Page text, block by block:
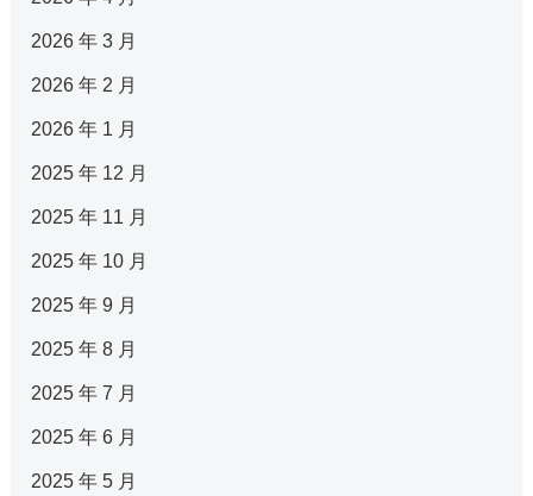
2026 年 3 月
2026 年 2 月
2026 年 1 月
2025 年 12 月
2025 年 11 月
2025 年 10 月
2025 年 9 月
2025 年 8 月
2025 年 7 月
2025 年 6 月
2025 年 5 月